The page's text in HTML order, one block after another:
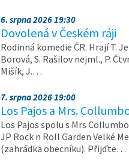
6. srpna 2026 19:30
Dovolená v Českém ráji
Rodinná komedie ČR. Hrají T.
Borová, S. Rašilov nejml., P.
Mišík, J.…
7. srpna 2026 19:00
Los Pajos a Mrs.
Los Pajos spolu s Mrs
JP Rock n Roll Garden Velké
(zahrádka obecníku). Přijďte…